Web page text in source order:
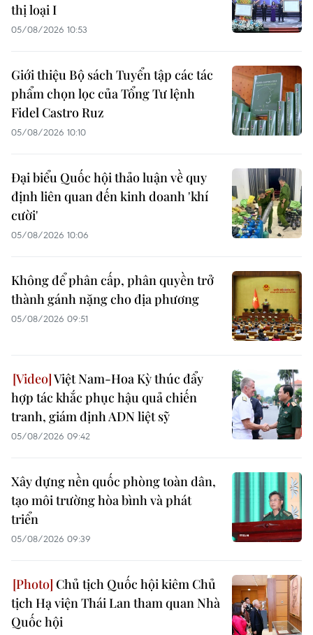
thị loại I
05/08/2026 10:53
Giới thiệu Bộ sách Tuyển tập các tác
phẩm chọn lọc của Tổng Tư lệnh
Fidel Castro Ruz
05/08/2026 10:10
Đại biểu Quốc hội thảo luận về quy
định liên quan đến kinh doanh 'khí
cười'
05/08/2026 10:06
Không để phân cấp, phân quyền trở
thành gánh nặng cho địa phương
05/08/2026 09:51
Việt Nam-Hoa Kỳ thúc đẩy
hợp tác khắc phục hậu quả chiến
tranh, giám định ADN liệt sỹ
05/08/2026 09:42
Xây dựng nền quốc phòng toàn dân,
tạo môi trường hòa bình và phát
triển
05/08/2026 09:39
Chủ tịch Quốc hội kiêm Chủ
tịch Hạ viện Thái Lan tham quan Nhà
Quốc hội